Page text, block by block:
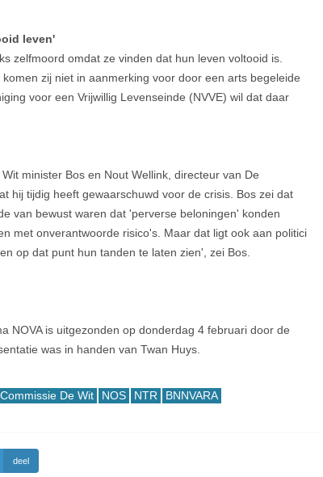
leven'
zelfmoord omdat ze vinden dat hun leven voltooid is.
zij niet in aanmerking voor door een arts begeleide
voor een Vrijwillig Levenseinde (NVVE) wil dat daar
minister Bos en Nout Wellink, directeur van De
hij tijdig heeft gewaarschuwd voor de crisis. Bos zei dat
van bewust waren dat 'perverse beloningen' konden
met onverantwoorde risico's. Maar dat ligt ook aan politici
op dat punt hun tanden te laten zien', zei Bos.
NOVA is uitgezonden op donderdag 4 februari door de
was in handen van Twan Huys.
Commissie De Wit NOS NTR BNNVARA
deel